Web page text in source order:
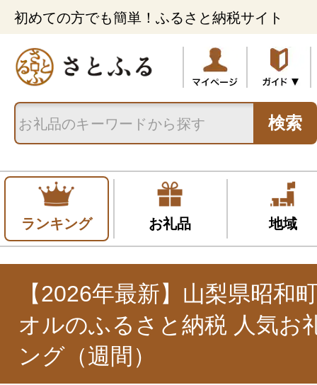
初めての方でも簡単！ふるさと納税サイト
検索
ランキング お礼品 地域
【2026年最新】山梨県昭和
オルのふるさと納税 人気お
ング（週間）